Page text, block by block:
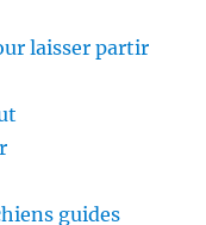
laisser partir
guides